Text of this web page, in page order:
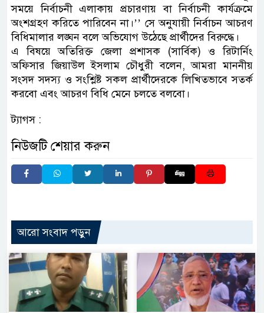
সময়ে নির্বাচনী এলাকায় প্রচারণায় বা নির্বাচনী কার্যক্রমে
অংশগ্রহণ করিতে পারিবেন না।’’ সে অনুযায়ী নির্বাচন আচরণ
বিধিমালার লঙ্ঘন বলে অভিযোগ উঠেছে প্রার্থীদের বিরুদ্ধে।
এ বিষয়ে অতিরিক্ত জেলা প্রশাসক (সার্বিক) ও রিটার্নিং
অফিসার জিয়াউল ইসলাম চৌধুরী বলেন, আমরা মাননীয়
সংসদ সদস্য ও সংশ্লিষ্ট সকল প্রার্থীদেরকে লিখিতভাবে সতর্ক
করবো এবং আচরণ বিধি মেনে চলতে বলবো।
ট্যাগস :
নিউজটি শেয়ার করুন
আরো সংবাদ পড়ুন